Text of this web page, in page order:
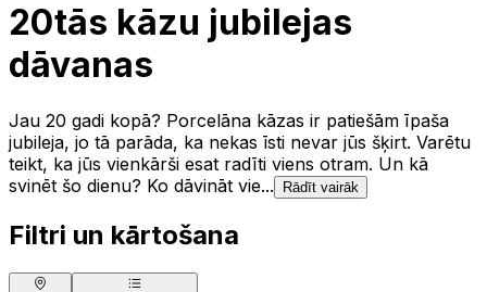
20tās kāzu jubilejas
dāvanas
Jau 20 gadi kopā? Porcelāna kāzas ir patiešām īpaša
jubileja, jo tā parāda, ka nekas īsti nevar jūs šķirt. Varētu
teikt, ka jūs vienkārši esat radīti viens otram. Un kā
svinēt šo dienu? Ko dāvināt vie...
Rādīt vairāk
Filtri un kārtošana